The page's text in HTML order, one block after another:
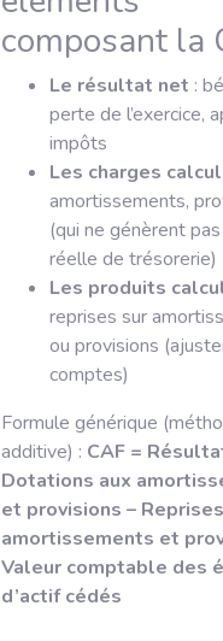
composant la
Le résultat net :
perte de l’exercice,
impôts
Les charges
amortissements,
(qui ne génèrent
réelle de trésorerie)
Les produits
reprises sur
ou provisions
comptes)
Formule générique
additive) : CAF =
Dotations aux
et provisions –
amortissements et
Valeur comptable des
d’actif cédés